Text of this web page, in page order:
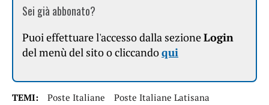
Sei già abbonato?
Puoi effettuare l'accesso dalla sezioneLogin
del menù del sito o cliccandoqui
TEMI: Poste Italiane Poste Italiane Latisana